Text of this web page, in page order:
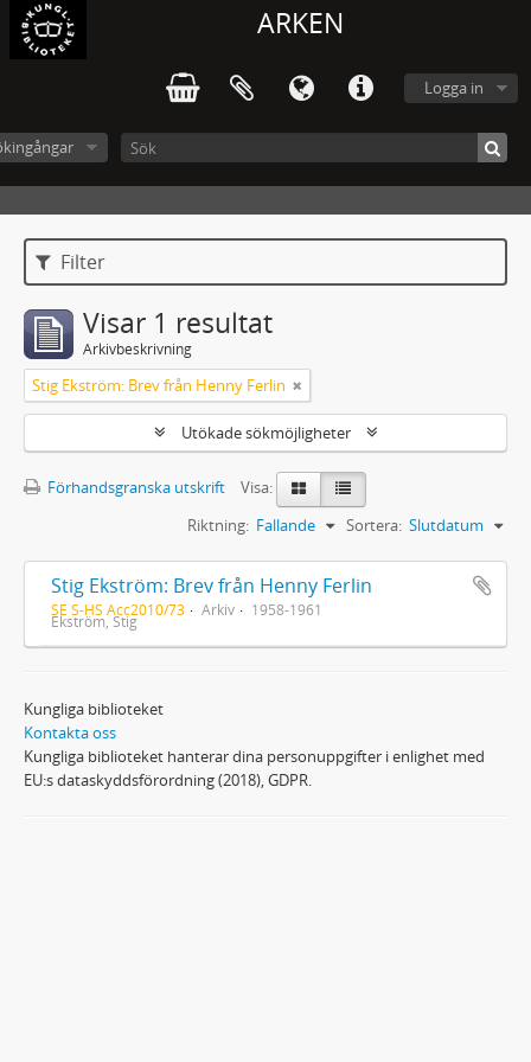
ARKEN
Logga in
Filter
Visar 1 resultat
Arkivbeskrivning
Stig Ekström: Brev från Henny Ferlin
Utökade sökmöjligheter
Förhandsgranska utskrift
Visa:
Sortera: Slutdatum
Riktning: Fallande
Stig Ekström: Brev från Henny Ferlin
SE S-HS Acc2010/73 Arkiv 1958-1961
Ekström, Stig
Kungliga biblioteket
Kontakta oss
Kungliga biblioteket hanterar dina personuppgifter i enlighet med
EU:s dataskyddsförordning (2018), GDPR.